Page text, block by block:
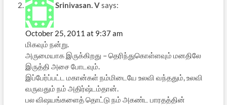
Srinivasan. Vsays:
October 25, 2011 at 9:37 am
மிகவும் நன்று.
அருமையாக இருக்கிறது – தெரிந்துகொள்ளவும் மனதிலே
இருத்தி அசை போடவும்.
இப்பேர்ப்பட்ட மகான்கள் நம்மிடையே உலவி வந்ததும், உலவி
வருவதும் நம் அதிர்ஷ்டம்தான்.
பல விஷயங்களைத் தொட்டு நம் அகண்ட பாரதத்தின்